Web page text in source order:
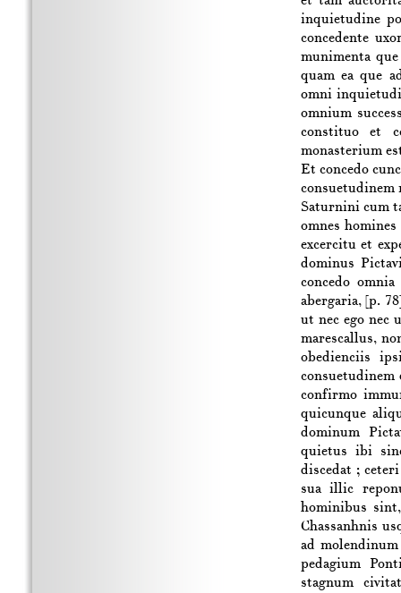
inquietudine
concedente
munimenta
quam ea que
omni
omnium
constituo et
monasterium
Et concedo
Saturnini cum
omnes
excercitu et
dominus
concedo
abergaria, [p.
ut nec ego nec
marescallus,
obedienciis
confirmo
quicunque
dominum
quietus ibi
discedat ;
sua illic
hominibus
Chassanhnis
ad
pedagium
stagnum